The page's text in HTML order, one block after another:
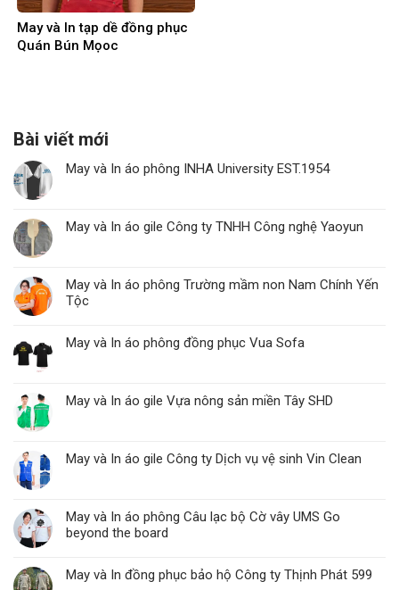
May và In tạp dề đồng phục
Quán Bún Mọoc
Bài viết mới
May và In áo phông INHA University EST.1954
May và In áo gile Công ty TNHH Công nghệ Yaoyun
May và In áo phông Trường mầm non Nam Chính Yến
Tộc
May và In áo phông đồng phục Vua Sofa
May và In áo gile Vựa nông sản miền Tây SHD
May và In áo gile Công ty Dịch vụ vệ sinh Vin Clean
May và In áo phông Câu lạc bộ Cờ vây UMS Go
beyond the board
May và In đồng phục bảo hộ Công ty Thịnh Phát 599